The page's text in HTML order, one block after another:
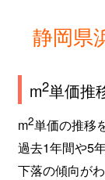
静岡県
m2単価推
m2単価の推移
過去1年間や5
下落の傾向がわ